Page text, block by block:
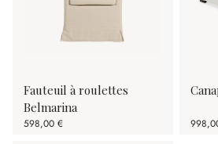
Fauteuil à roulettes
Belmarina
598,00 €